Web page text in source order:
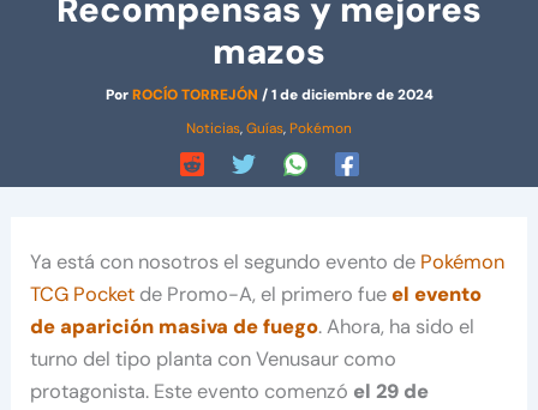
Recompensas y mejores
mazos
PorROCÍO TORREJÓN /1 de diciembre de 2024
Noticias,Guías, Pokémon
Ya está con nosotros el segundo evento de Pokémon
TCG Pocket de Promo-A, el primero fueel evento
de aparición masiva de fuego. Ahora, ha sido el
turno del tipo planta con Venusaur como
protagonista. Este evento comenzó el 29 de